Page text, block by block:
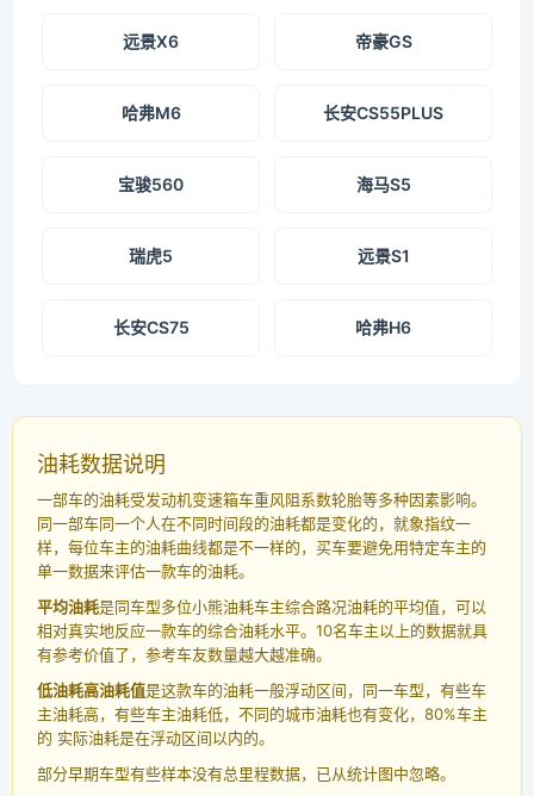
远景X6 帝豪GS
哈弗M6 长安CS55PLUS
宝骏560 海马S5
瑞虎5 远景S1
长安CS75 哈弗H6
油耗数据说明
一部车的油耗受发动机变速箱车重风阻系数轮胎等多种因素影响。
同一部车同一个人在不同时间段的油耗都是变化的，就象指纹一
样，每位车主的油耗曲线都是不一样的，买车要避免用特定车主的
单一数据来评估一款车的油耗。
平均油耗是同车型多位小熊油耗车主综合路况油耗的平均值，可以
相对真实地反应一款车的综合油耗水平。10名车主以上的数据就具
有参考价值了，参考车友数量越大越准确。
低油耗高油耗值是这款车的油耗一般浮动区间，同一车型，有些车
主油耗高，有些车主油耗低，不同的城市油耗也有变化，80%车主
的 实际油耗是在浮动区间以内的。
部分早期车型有些样本没有总里程数据，已从统计图中忽略。